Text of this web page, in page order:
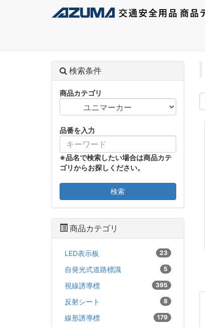
検索条件
商品カテゴリ
品番を入力
※品名で検索したい場合は商品カテ
ゴリからお探しください。
検索
商品カテゴリ
LED表示板 23
自発光式道路標識 5
視線誘導標 395
反射シート 8
線形誘導標 179